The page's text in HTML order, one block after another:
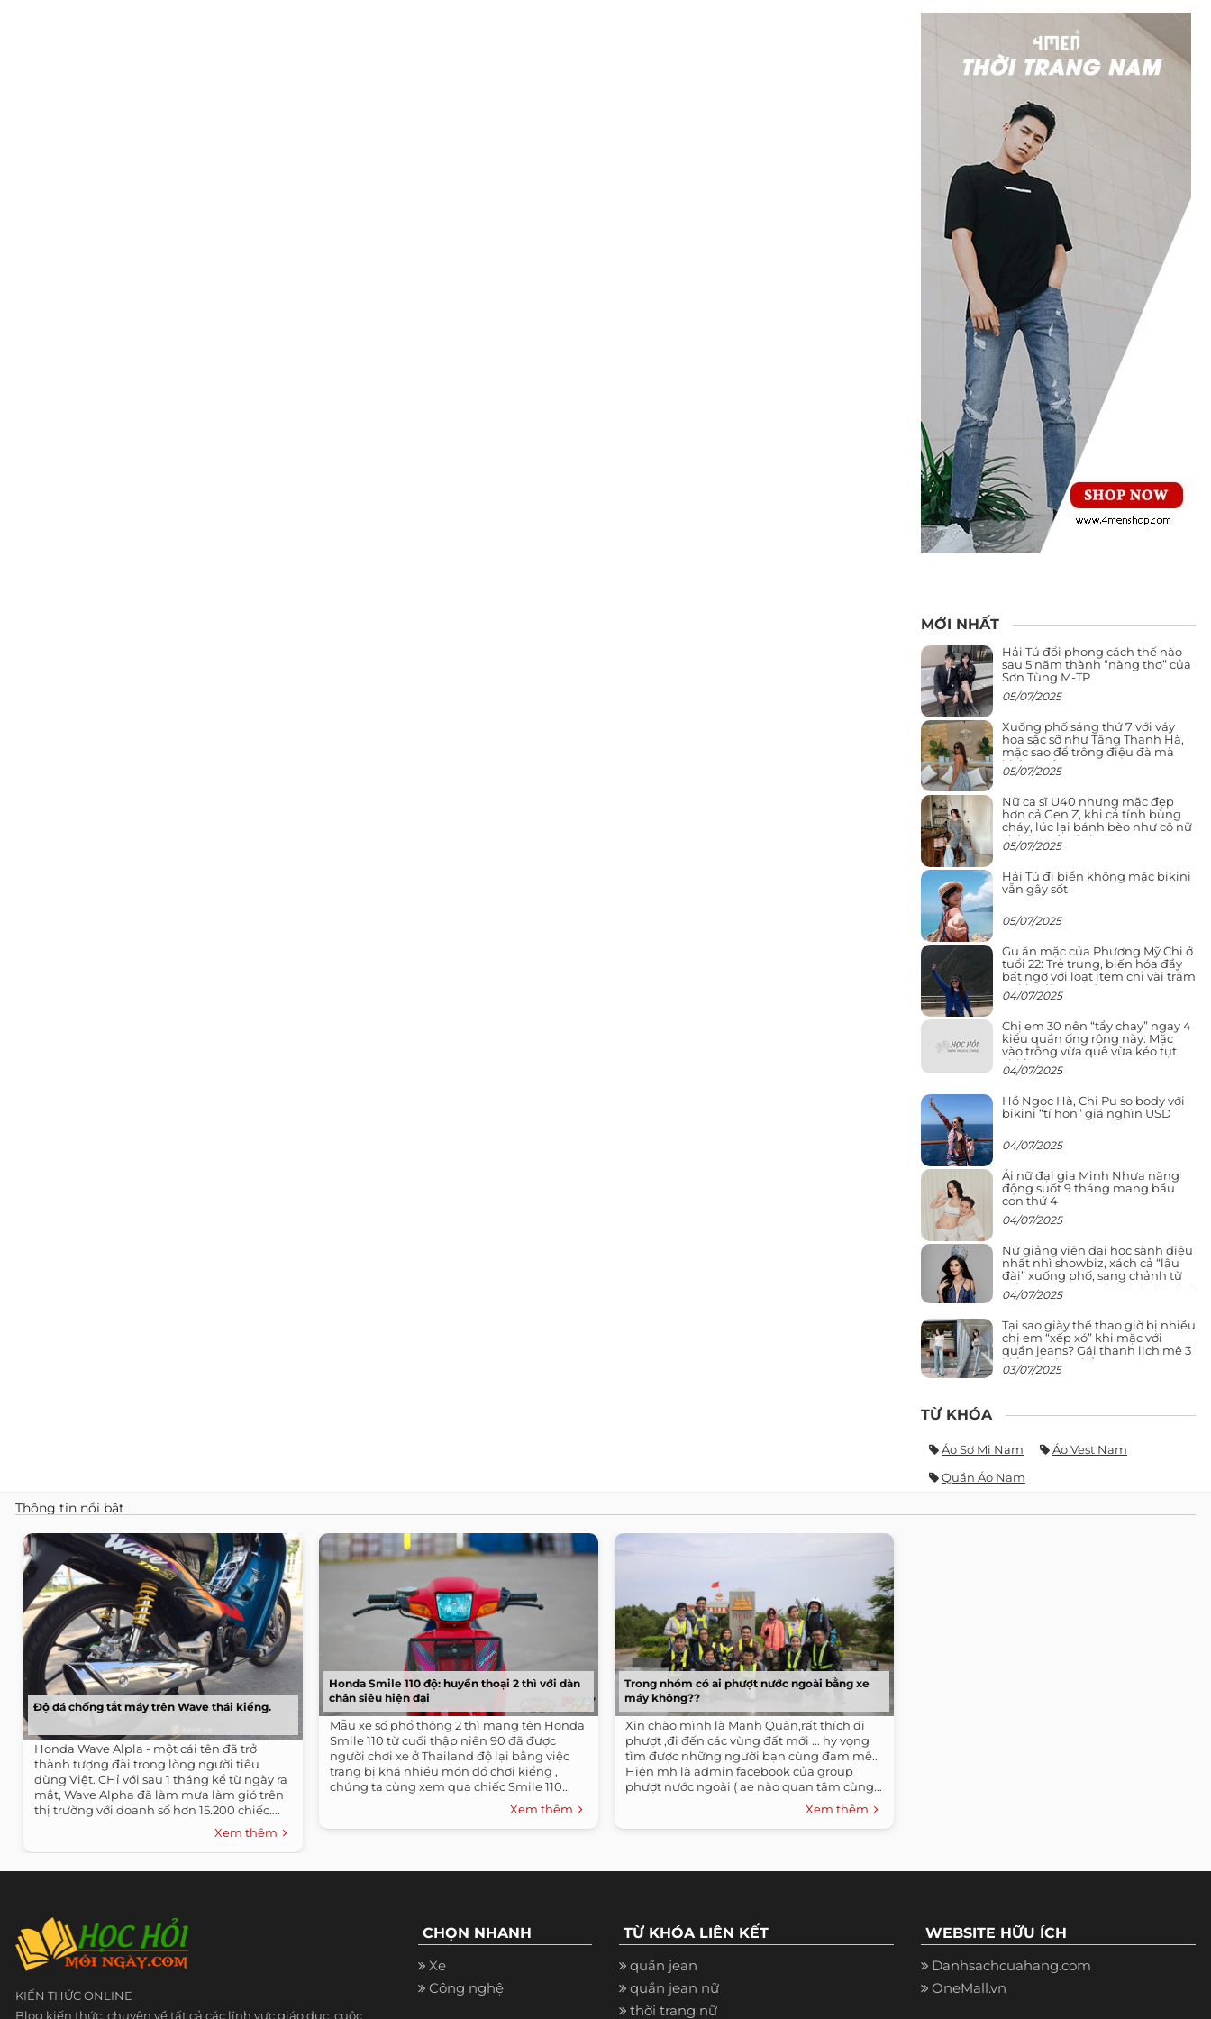
MỚI NHẤT
Hải Tú đổi phong cách thế nào
sau 5 năm thành “nàng thơ” của
Sơn Tùng M-TP
05/07/2025
Xuống phố sáng thứ 7 với váy
hoa sặc sỡ như Tăng Thanh Hà,
mặc sao để trông điệu đà mà
không sến
05/07/2025
Nữ ca sĩ U40 nhưng mặc đẹp
hơn cả Gen Z, khi cá tính bùng
cháy, lúc lại bánh bèo như cô nữ
chính ngôn tình
05/07/2025
Hải Tú đi biển không mặc bikini
vẫn gây sốt
05/07/2025
Gu ăn mặc của Phương Mỹ Chi ở
tuổi 22: Trẻ trung, biến hóa đầy
bất ngờ với loạt item chỉ vài trăm
nghìn đã mua được
04/07/2025
Chị em 30 nên “tẩy chay” ngay 4
kiểu quần ống rộng này: Mặc
vào trông vừa quê vừa kéo tụt
chiều cao
04/07/2025
Hồ Ngọc Hà, Chi Pu so body với
bikini “tí hon” giá nghìn USD
04/07/2025
Ái nữ đại gia Minh Nhựa năng
động suốt 9 tháng mang bầu
con thứ 4
04/07/2025
Nữ giảng viên đại học sành điệu
nhất nhì showbiz, xách cả “lâu
đài” xuống phố, sang chảnh từ
giảng đường ra phố khó ai đọ lại
04/07/2025
Tại sao giày thể thao giờ bị nhiều
chị em “xếp xó” khi mặc với
quần jeans? Gái thanh lịch mê 3
kiểu này hơn hẳn
03/07/2025
TỪ KHÓA
Áo Sơ Mi Nam
Áo Vest Nam
Quần Áo Nam
Thông tin nổi bật
Độ đá chống tắt máy trên Wave thái kiểng.
Honda Wave Alpla - một cái tên đã trở
thành tượng đài trong lòng người tiêu
dùng Việt. CHỉ với sau 1 tháng kể từ ngày ra
mắt, Wave Alpha đã làm mưa làm gió trên
thị trường với doanh số hơn 15.200 chiếc....
Xem thêm
Honda Smile 110 độ: huyền thoại 2 thì với dàn
chân siêu hiện đại
Mẫu xe số phổ thông 2 thì mang tên Honda
Smile 110 từ cuối thập niên 90 đã được
người chơi xe ở Thailand độ lại bằng việc
trang bị khá nhiều món đồ chơi kiểng ,
chúng ta cùng xem qua chiếc Smile 110...
Xem thêm
Trong nhóm có ai phượt nước ngoài bằng xe
máy không??
Xin chào mình là Mạnh Quân,rất thích đi
phượt ,đi đến các vùng đất mới ... hy vọng
tìm được những người bạn cùng đam mê..
Hiện mh là admin facebook của group
phượt nước ngoài ( ae nào quan tâm cùng...
Xem thêm
KIẾN THỨC ONLINE
Blog kiến thức, chuyên về tất cả các lĩnh vực giáo dục, cuộc
CHỌN NHANH
Xe
Công nghệ
TỪ KHÓA LIÊN KẾT
quần jean
quần jean nữ
thời trang nữ
WEBSITE HỮU ÍCH
Danhsachcuahang.com
OneMall.vn